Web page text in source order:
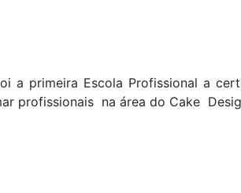
a primeira Escola Profissional a
profissionais na área do Cake